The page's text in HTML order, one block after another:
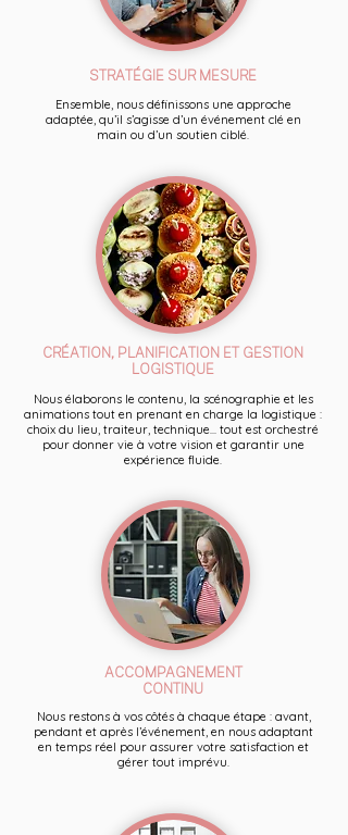
STRATÉGIE SUR MESURE
Ensemble, nous définissons une approche
adaptée, qu’il s’agisse d’un événement clé en
main ou d’un soutien ciblé.
CRÉATION, PLANIFICATION ET GESTION
LOGISTIQUE
Nous élaborons le contenu, la scénographie et les
animations tout en prenant en charge la logistique :
choix du lieu, traiteur, technique... tout est orchestré
pour donner vie à votre vision et garantir une
expérience fluide.
ACCOMPAGNEMENT
CONTINU
Nous restons à vos côtés à chaque étape : avant,
pendant et après l’événement, en nous adaptant
en temps réel pour assurer votre satisfaction et
gérer tout imprévu.